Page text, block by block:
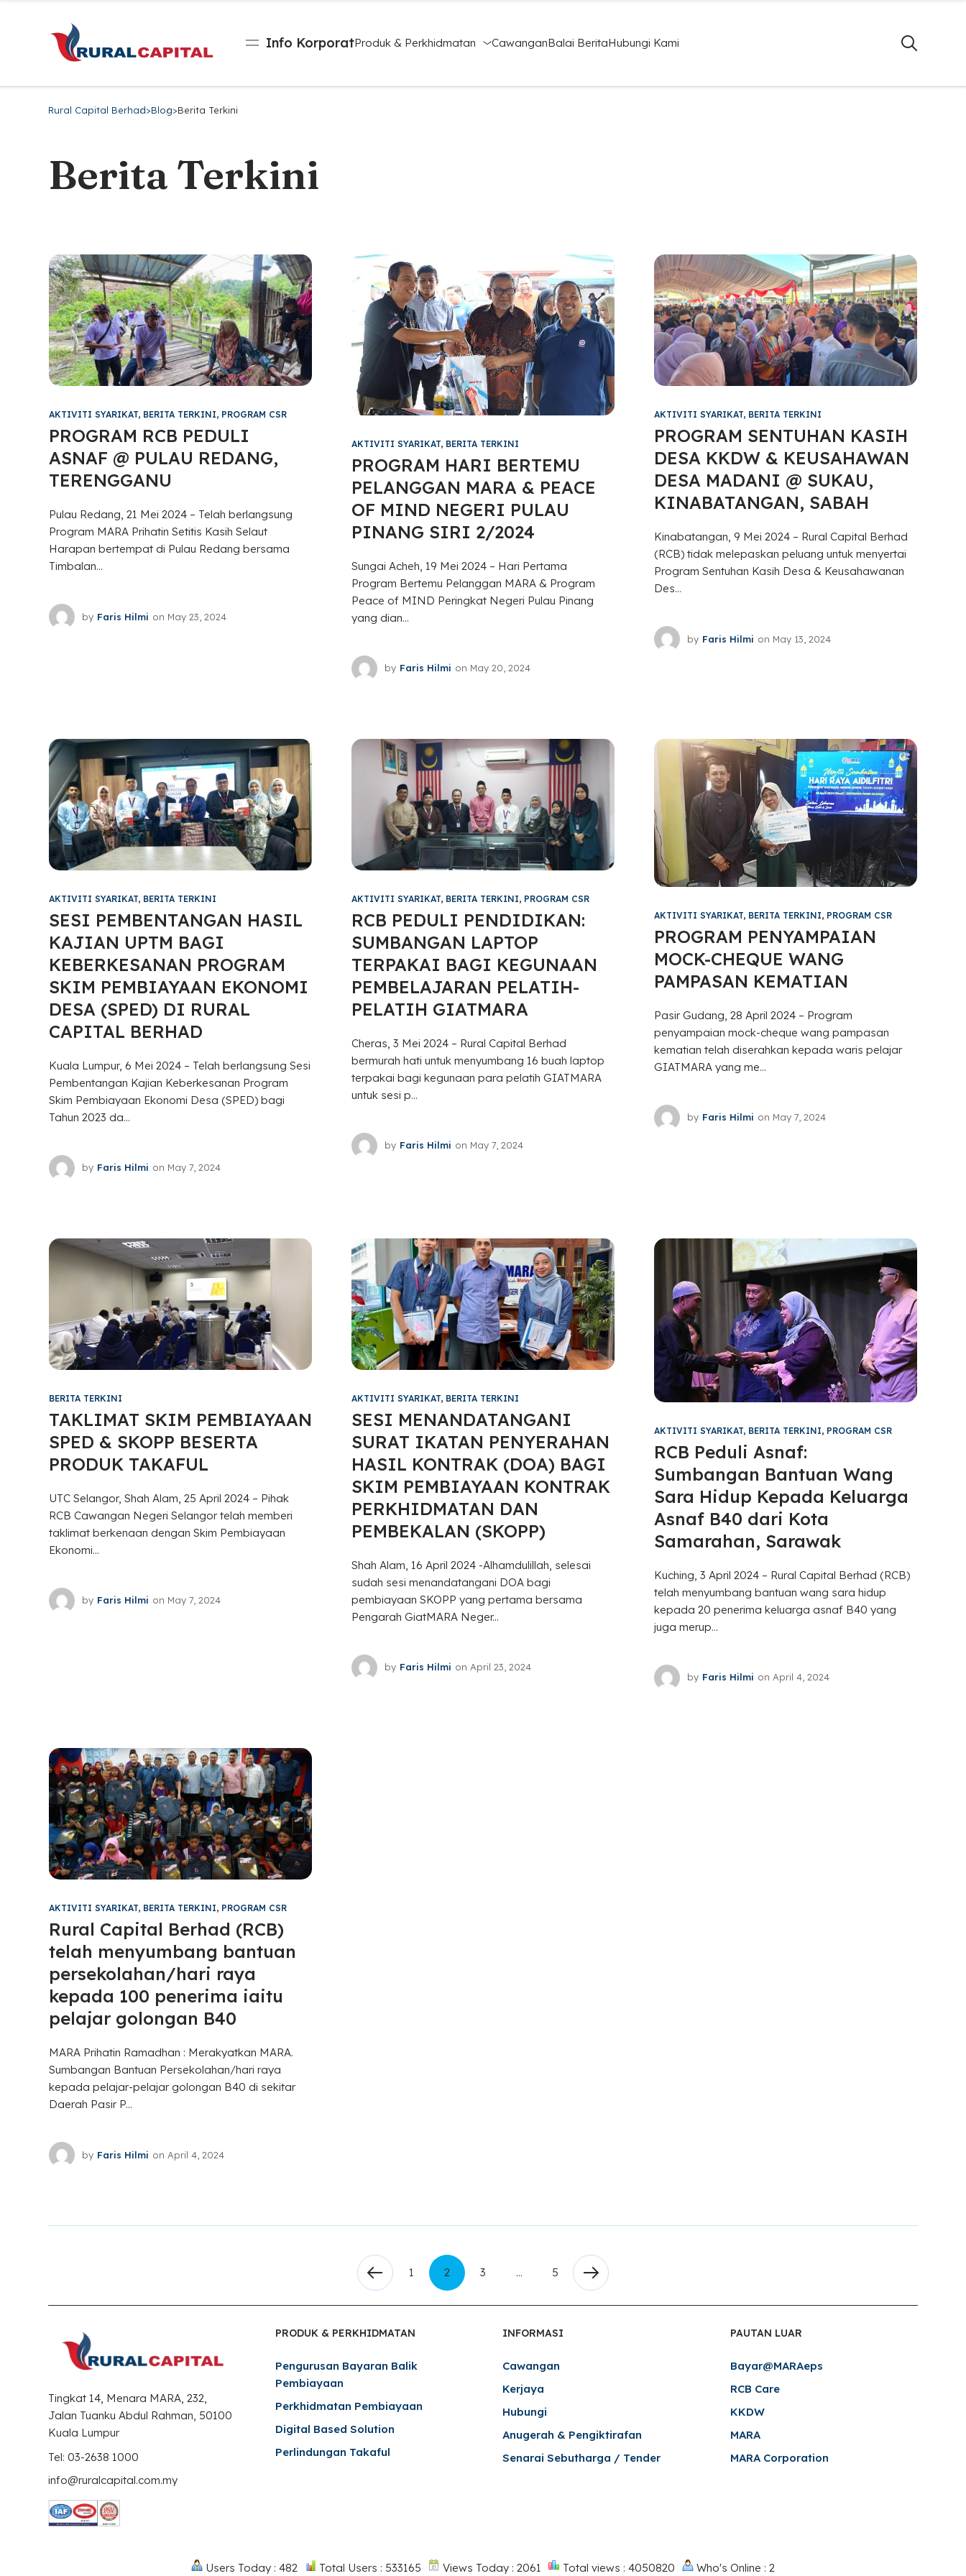
Info KorporatProduk & Perkhidmatan CawanganBalai BeritaHubungi Kami
Rural Capital Berhad>Blog>Berita Terkini
Berita Terkini
AKTIVITI SYARIKAT, BERITA TERKINI, PROGRAM CSR
PROGRAM RCB PEDULI
ASNAF @ PULAU REDANG,
TERENGGANU
Pulau Redang, 21 Mei 2024 – Telah berlangsung
Program MARA Prihatin Setitis Kasih Selaut
Harapan bertempat di Pulau Redang bersama
Timbalan...
by Faris Hilmi on May 23, 2024
AKTIVITI SYARIKAT, BERITA TERKINI
PROGRAM HARI BERTEMU
PELANGGAN MARA & PEACE
OF MIND NEGERI PULAU
PINANG SIRI 2/2024
Sungai Acheh, 19 Mei 2024 – Hari Pertama
Program Bertemu Pelanggan MARA & Program
Peace of MIND Peringkat Negeri Pulau Pinang
yang dian...
by Faris Hilmi on May 20, 2024
AKTIVITI SYARIKAT, BERITA TERKINI
PROGRAM SENTUHAN KASIH
DESA KKDW & KEUSAHAWAN
DESA MADANI @ SUKAU,
KINABATANGAN, SABAH
Kinabatangan, 9 Mei 2024 – Rural Capital Berhad
(RCB) tidak melepaskan peluang untuk menyertai
Program Sentuhan Kasih Desa & Keusahawanan
Des...
by Faris Hilmi on May 13, 2024
AKTIVITI SYARIKAT, BERITA TERKINI
SESI PEMBENTANGAN HASIL
KAJIAN UPTM BAGI
KEBERKESANAN PROGRAM
SKIM PEMBIAYAAN EKONOMI
DESA (SPED) DI RURAL
CAPITAL BERHAD
Kuala Lumpur, 6 Mei 2024 – Telah berlangsung Sesi
Pembentangan Kajian Keberkesanan Program
Skim Pembiayaan Ekonomi Desa (SPED) bagi
Tahun 2023 da...
by Faris Hilmi on May 7, 2024
AKTIVITI SYARIKAT, BERITA TERKINI, PROGRAM CSR
RCB PEDULI PENDIDIKAN:
SUMBANGAN LAPTOP
TERPAKAI BAGI KEGUNAAN
PEMBELAJARAN PELATIH-
PELATIH GIATMARA
Cheras, 3 Mei 2024 – Rural Capital Berhad
bermurah hati untuk menyumbang 16 buah laptop
terpakai bagi kegunaan para pelatih GIATMARA
untuk sesi p...
by Faris Hilmi on May 7, 2024
AKTIVITI SYARIKAT, BERITA TERKINI, PROGRAM CSR
PROGRAM PENYAMPAIAN
MOCK-CHEQUE WANG
PAMPASAN KEMATIAN
Pasir Gudang, 28 April 2024 – Program
penyampaian mock-cheque wang pampasan
kematian telah diserahkan kepada waris pelajar
GIATMARA yang me...
by Faris Hilmi on May 7, 2024
BERITA TERKINI
TAKLIMAT SKIM PEMBIAYAAN
SPED & SKOPP BESERTA
PRODUK TAKAFUL
UTC Selangor, Shah Alam, 25 April 2024 – Pihak
RCB Cawangan Negeri Selangor telah memberi
taklimat berkenaan dengan Skim Pembiayaan
Ekonomi...
by Faris Hilmi on May 7, 2024
AKTIVITI SYARIKAT, BERITA TERKINI
SESI MENANDATANGANI
SURAT IKATAN PENYERAHAN
HASIL KONTRAK (DOA) BAGI
SKIM PEMBIAYAAN KONTRAK
PERKHIDMATAN DAN
PEMBEKALAN (SKOPP)
Shah Alam, 16 April 2024 -Alhamdulillah, selesai
sudah sesi menandatangani DOA bagi
pembiayaan SKOPP yang pertama bersama
Pengarah GiatMARA Neger...
by Faris Hilmi on April 23, 2024
AKTIVITI SYARIKAT, BERITA TERKINI, PROGRAM CSR
RCB Peduli Asnaf:
Sumbangan Bantuan Wang
Sara Hidup Kepada Keluarga
Asnaf B40 dari Kota
Samarahan, Sarawak
Kuching, 3 April 2024 – Rural Capital Berhad (RCB)
telah menyumbang bantuan wang sara hidup
kepada 20 penerima keluarga asnaf B40 yang
juga merup...
by Faris Hilmi on April 4, 2024
AKTIVITI SYARIKAT, BERITA TERKINI, PROGRAM CSR
Rural Capital Berhad (RCB)
telah menyumbang bantuan
persekolahan/hari raya
kepada 100 penerima iaitu
pelajar golongan B40
MARA Prihatin Ramadhan : Merakyatkan MARA.
Sumbangan Bantuan Persekolahan/hari raya
kepada pelajar-pelajar golongan B40 di sekitar
Daerah Pasir P...
by Faris Hilmi on April 4, 2024
1 2 3 … 5
Users Today : 482 Total Users : 533165 Views Today : 2061 Total views : 4050820 Who's Online : 2
Tingkat 14, Menara MARA, 232,
Jalan Tuanku Abdul Rahman, 50100
Kuala Lumpur
Tel: 03-2638 1000
info@ruralcapital.com.my
PRODUK & PERKHIDMATAN
Pengurusan Bayaran Balik
Pembiayaan
Perkhidmatan Pembiayaan
Digital Based Solution
Perlindungan Takaful
INFORMASI
Cawangan
Kerjaya
Hubungi
Anugerah & Pengiktirafan
Senarai Sebutharga / Tender
PAUTAN LUAR
Bayar@MARAeps
RCB Care
KKDW
MARA
MARA Corporation